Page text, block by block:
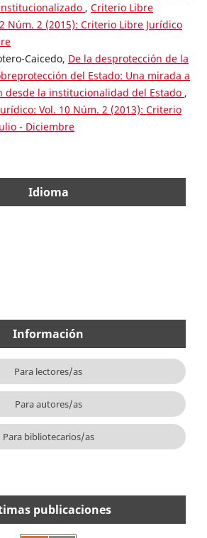
, Criterio Libre
Núm. 2 (2015): Criterio Libre Jurídico
Caicedo, De la desprotección de la
del Estado: Una mirada a
desde la institucionalidad del Estado ,
Vol. 10 Núm. 2 (2013): Criterio
- Diciembre
Idioma
Información
Para lectores/as
Para autores/as
Para bibliotecarios/as
publicaciones